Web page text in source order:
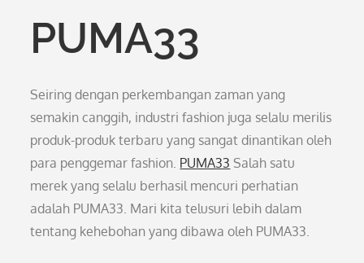
PUMA33
Seiring dengan perkembangan zaman yang
semakin canggih, industri fashion juga selalu merilis
produk-produk terbaru yang sangat dinantikan oleh
para penggemar fashion. PUMA33 Salah satu
merek yang selalu berhasil mencuri perhatian
adalah PUMA33. Mari kita telusuri lebih dalam
tentang kehebohan yang dibawa oleh PUMA33.